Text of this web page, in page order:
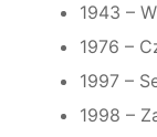
1943 –
1976 –
1997 –
1998 –